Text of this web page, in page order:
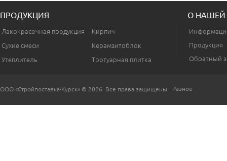
ПРОДУКЦИЯ
Лакокрасочная продукция
Сухие смеси
Утеплитель
Кирпич
Керамзитоблок
Тротуарная плитка
О
Продукция
Обратный
ООО «Стройпоставка-Курск» © 2026. Все права защищены. Разное